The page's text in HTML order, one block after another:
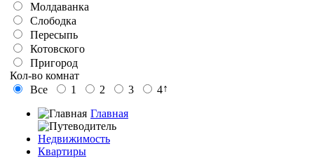
Молдаванка
Слободка
Пересыпь
Котовского
Пригород
Кол-во комнат
Все
1 2 3 4↑
Главная
Недвижимость
Квартиры